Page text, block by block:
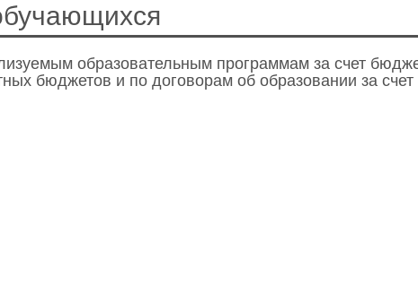
образовательным программам за счет
бюджетов и по договорам об образовании за